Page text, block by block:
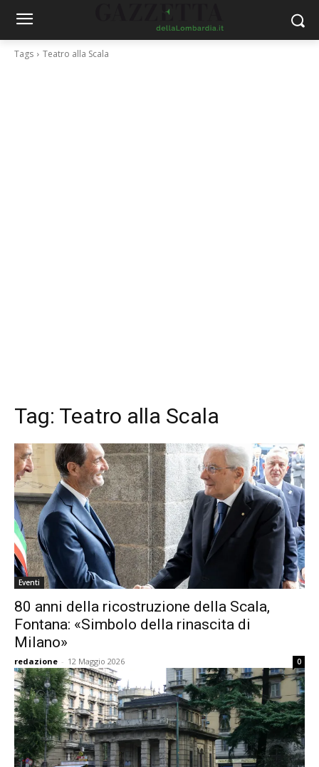
Tags Teatro alla Scala
Tag: Teatro alla Scala
Eventi
80 anni della ricostruzione della Scala,
Fontana: «Simbolo della rinascita di
Milano»
redazione - 12 Maggio 2026 0